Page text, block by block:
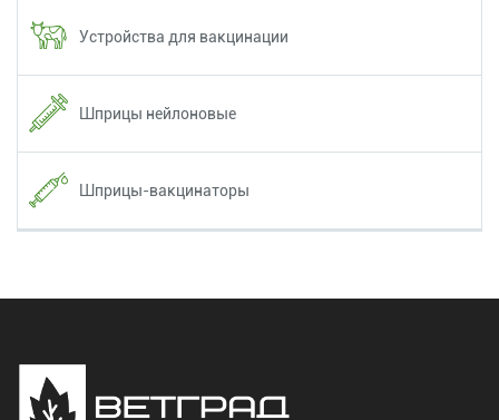
Устройства для вакцинации
Шприцы нейлоновые
Шприцы-вакцинаторы